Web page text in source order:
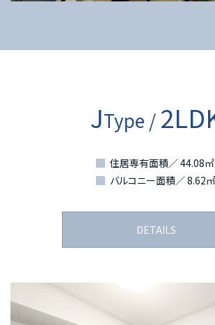
JType /
住居専有面積／ 44.08㎡
バルコニー面積／ 8.62㎡
DETAILS